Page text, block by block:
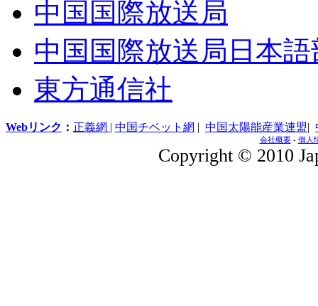
中国国際放送局
中国国際放送局日本語
東方通信社
Webリンク ： 正義網 | 中国チベット網 | 中国太陽能産業連盟|
会社概要- 個人
Copyright © 2010